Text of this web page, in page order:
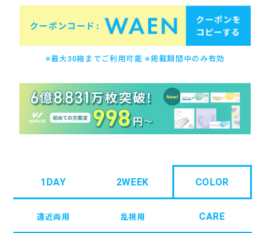
※最大30箱までご利用可能 ※掲載期間中のみ有効
1DAY 2WEEK COLOR
遠近両用 乱視用 CARE